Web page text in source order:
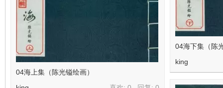
04海下集（陈
king
04海上集（陈光镒绘画）